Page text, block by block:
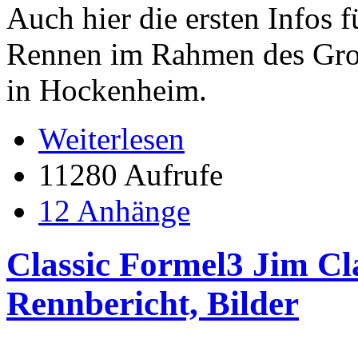
Auch hier die ersten Infos
Rennen im Rahmen des
in Hockenheim.
Weiterlesen
11280 Aufrufe
12 Anhänge
Classic Formel3 Jim
Rennbericht, Bilder